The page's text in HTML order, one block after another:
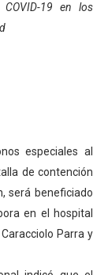
en visita
en
El Vigía con
en el sector La
de
COVID-19 en los
especiales al
de contención
será beneficiado
en el hospital
Parra y